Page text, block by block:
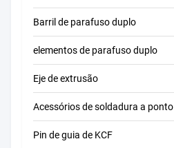
Barril de parafuso duplo
elementos de parafuso duplo
Eje de extrusão
Acessórios de soldadura a ponto
Pin de guia de KCF